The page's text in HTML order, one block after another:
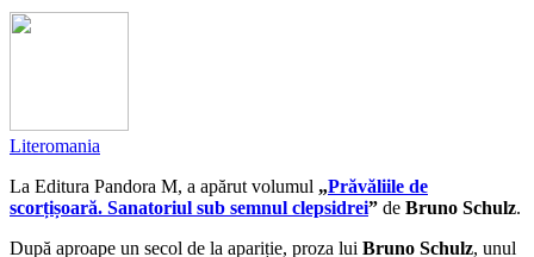
Literomania
La Editura Pandora M, a apărut volumul „Prăvăliile de
scorțișoară. Sanatoriul sub semnul clepsidrei” de Bruno Schulz.
După aproape un secol de la apariție, proza lui Bruno Schulz, unul